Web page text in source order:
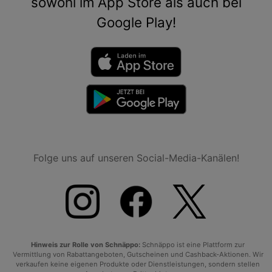
Google Play!
Folge uns auf unseren Social-Media-Kanälen!
Hinweis zur Rolle von Schnäppo: Schnäppo ist eine Plattform zur
Vermittlung von Rabattangeboten, Gutscheinen und Cashback-Aktionen. Wir
verkaufen keine eigenen Produkte oder Dienstleistungen, sondern stellen